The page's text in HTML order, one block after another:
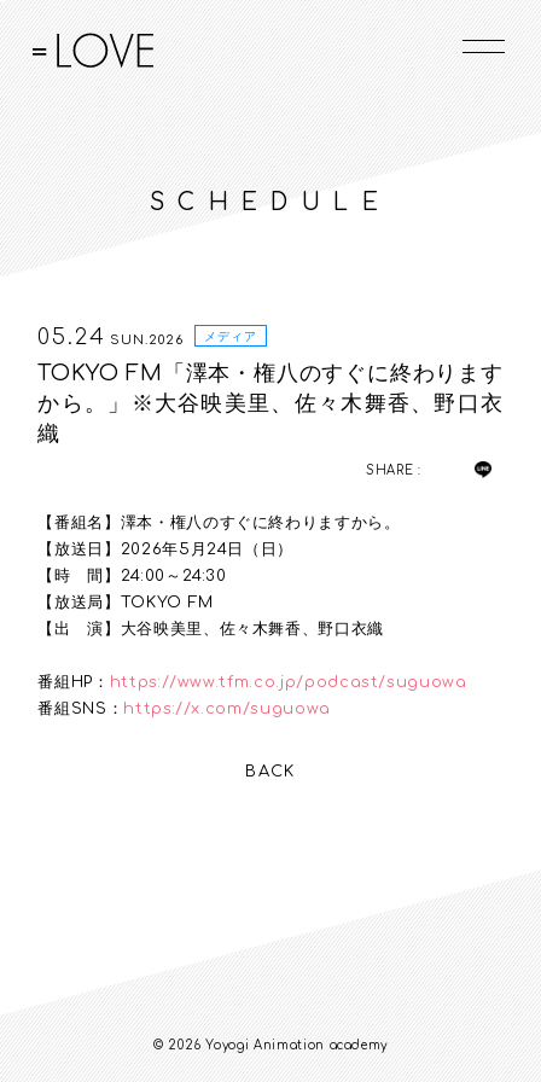
SCHEDULE
05.24 SUN.2026 メディア
TOKYO FM「澤本・権八のすぐに終わります
から。」※大谷映美里、佐々木舞香、野口衣
織
SHARE :
【番組名】澤本・権八のすぐに終わりますから。
【放送日】2026年5月24日（日）
【時 間】24:00～24:30
【放送局】TOKYO FM
【出 演】大谷映美里、佐々木舞香、野口衣織
番組HP： https://www.tfm.co.jp/podcast/suguowa
番組SNS： https://x.com/suguowa
BACK
© 2026 Yoyogi Animation academy